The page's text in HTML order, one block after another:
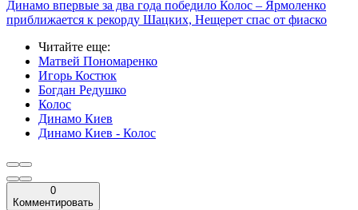
Динамо впервые за два года победило Колос – Ярмоленко
приближается к рекорду Шацких, Нещерет спас от фиаско
Читайте еще:
Матвей Пономаренко
Игорь Костюк
Богдан Редушко
Колос
Динамо Киев
Динамо Киев - Колос
0
Комментировать